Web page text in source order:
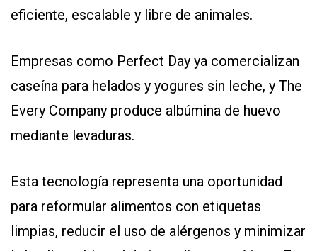
eficiente, escalable y libre de animales.
Empresas como Perfect Day ya comercializan
caseína para helados y yogures sin leche, y The
Every Company produce albúmina de huevo
mediante levaduras.
Esta tecnología representa una oportunidad
para reformular alimentos con etiquetas
limpias, reducir el uso de alérgenos y minimizar